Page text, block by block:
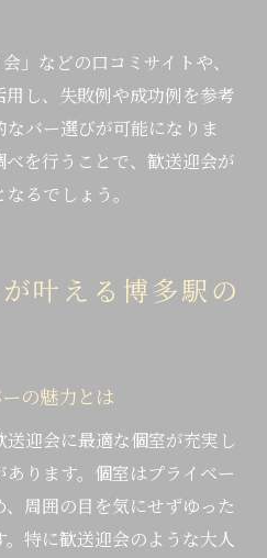
」などの口コミサイトや、
し、失敗例や成功例を参考
バー選びが可能になりま
を行うことで、歓送迎会が
るでしょう。
叶える博多駅の
の魅力とは
迎会に最適な個室が充実し
ります。個室はプライベー
周囲の目を気にせずゆった
。特に歓送迎会のような大人